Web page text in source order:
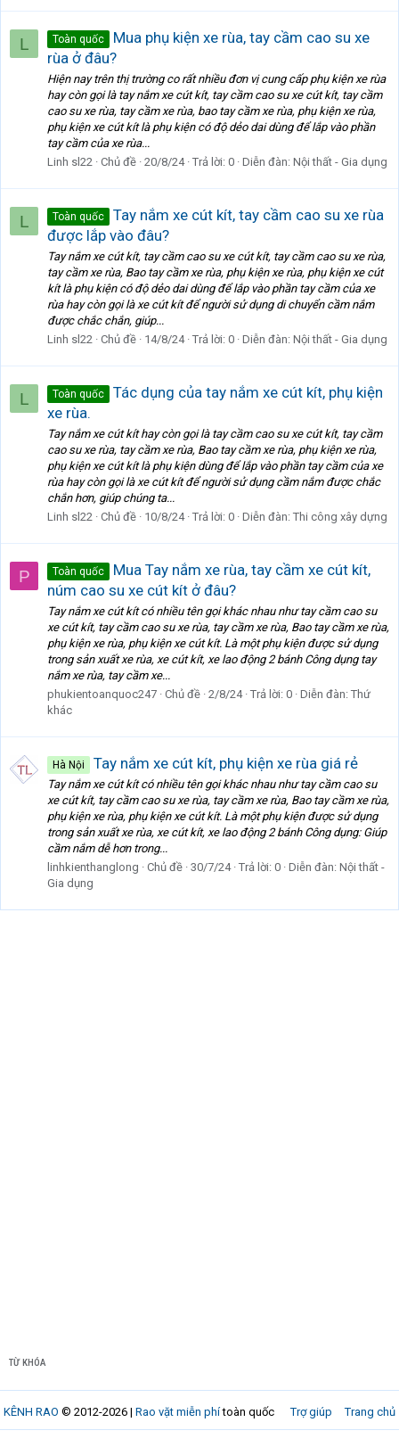
L Toàn quốc
Mua phụ kiện xe rùa, tay cầm cao su xe
rùa ở đâu?
Hiện nay trên thị trường co rất nhiều đơn vị cung cấp phụ kiện xe rùa
hay còn gọi là tay nắm xe cút kít, tay cầm cao su xe cút kít, tay cầm
cao su xe rùa, tay cầm xe rùa, bao tay cầm xe rùa, phụ kiện xe rùa,
phụ kiện xe cút kít là phụ kiện có độ dẻo dai dùng để lắp vào phần
tay cầm của xe rùa...
Linh sl22 Chủ đề 20/8/24 Trả lời: 0 Diễn đàn: Nội thất - Gia dụng
L Toàn quốc
Tay nắm xe cút kít, tay cầm cao su xe rùa
được lắp vào đâu?
Tay nắm xe cút kít, tay cầm cao su xe cút kít, tay cầm cao su xe rùa,
tay cầm xe rùa, Bao tay cầm xe rùa, phụ kiện xe rùa, phụ kiện xe cút
kít là phụ kiện có độ dẻo dai dùng để lắp vào phần tay cầm của xe
rùa hay còn gọi là xe cút kít để người sử dụng di chuyển cầm nắm
được chắc chắn, giúp...
Linh sl22 Chủ đề 14/8/24 Trả lời: 0 Diễn đàn: Nội thất - Gia dụng
L Toàn quốc
Tác dụng của tay nắm xe cút kít, phụ kiện
xe rùa.
Tay nắm xe cút kít hay còn gọi là tay cầm cao su xe cút kít, tay cầm
cao su xe rùa, tay cầm xe rùa, Bao tay cầm xe rùa, phụ kiện xe rùa,
phụ kiện xe cút kít là phụ kiện dùng để lắp vào phần tay cầm của xe
rùa hay còn gọi là xe cút kít để người sử dụng cầm nắm được chắc
chắn hơn, giúp chúng ta...
Linh sl22 Chủ đề 10/8/24 Trả lời: 0 Diễn đàn: Thi công xây dựng
P Toàn quốc
Mua Tay nắm xe rùa, tay cầm xe cút kít,
núm cao su xe cút kít ở đâu?
Tay nắm xe cút kít có nhiều tên gọi khác nhau như tay cầm cao su
xe cút kít, tay cầm cao su xe rùa, tay cầm xe rùa, Bao tay cầm xe rùa,
phụ kiện xe rùa, phụ kiện xe cút kít. Là một phụ kiện được sử dụng
trong sản xuất xe rùa, xe cút kít, xe lao động 2 bánh Công dụng tay
nắm xe rùa, tay cầm xe...
phukientoanquoc247 Chủ đề 2/8/24 Trả lời: 0 Diễn đàn: Thứ
khác
Hà Nội Tay nắm xe cút kít, phụ kiện xe rùa giá rẻ
Tay nắm xe cút kít có nhiều tên gọi khác nhau như tay cầm cao su
xe cút kít, tay cầm cao su xe rùa, tay cầm xe rùa, Bao tay cầm xe rùa,
phụ kiện xe rùa, phụ kiện xe cút kít. Là một phụ kiện được sử dụng
trong sản xuất xe rùa, xe cút kít, xe lao động 2 bánh Công dụng: Giúp
cầm nắm dễ hơn trong...
linhkienthanglong
Chủ đề 30/7/24 Trả lời: 0 Diễn đàn: Nội thất -
Gia dụng
TỪ KHÓA
Trợ giúp Trang chủ
KÊNH RAO © 2012-2026 | Rao vặt miễn phítoàn quốc